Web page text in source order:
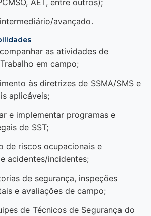
avançado.
as atividades de
em campo;
às diretrizes de SSMA/SMS e
aplicáveis;
e implementar programas e
de SST;
de riscos ocupacionais e
acidentes/incidentes;
de segurança, inspeções
e avaliações de campo;
de Técnicos de Segurança do